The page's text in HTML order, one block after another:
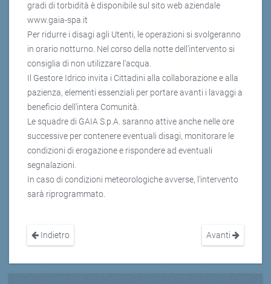
gradi di torbidità è disponibile sul sito web aziendale
www.gaia-spa.it
Per ridurre i disagi agli Utenti, le operazioni si svolgeranno
in orario notturno. Nel corso della notte dell'intervento si
consiglia di non utilizzare l'acqua.
Il Gestore Idrico invita i Cittadini alla collaborazione e alla
pazienza, elementi essenziali per portare avanti i lavaggi a
beneficio dell’intera Comunità.
Le squadre di GAIA S.p.A. saranno attive anche nelle ore
successive per contenere eventuali disagi, monitorare le
condizioni di erogazione e rispondere ad eventuali
segnalazioni.
In caso di condizioni meteorologiche avverse, l'intervento
sarà riprogrammato.
Indietro Avanti